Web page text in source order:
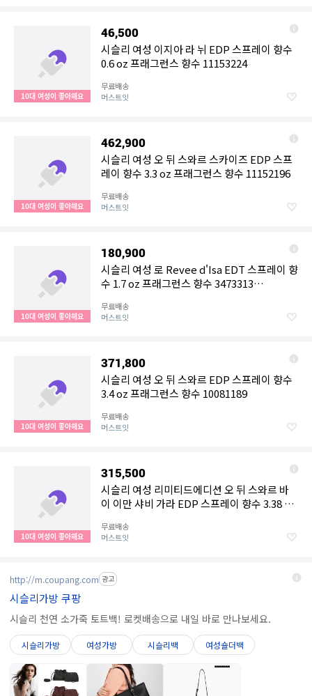
10대 여성이 좋아해요
46,500
시슬리 여성 이지아 라 뉘 EDP 스프레이 향수
0.6 oz 프래그런스 향수 11153224
무료배송
머스트잇
10대 여성이 좋아해요
462,900
시슬리 여성 오 뒤 스와르 스카이즈 EDP 스프
레이 향수 3.3 oz 프래그런스 향수 11152196
무료배송
머스트잇
10대 여성이 좋아해요
180,900
시슬리 여성 로 Revee d'Isa EDT 스프레이 향
수 1.7 oz 프래그런스 향수 3473313
무료배송
머스트잇
10대 여성이 좋아해요
371,800
시슬리 여성 오 뒤 스와르 EDP 스프레이 향수
3.4 oz 프래그런스 향수 10081189
무료배송
머스트잇
10대 여성이 좋아해요
315,500
시슬리 여성 리미티드에디션 오 뒤 스와르 바
이 이만 샤비 가라 EDP 스프레이 향수 3.38 oz
무료배송
머스트잇
http://m.coupang.com 광고
시슬리가방 쿠팡
시슬리 천연 소가죽 토트백! 로켓배송으로 내일 바로 만나보세요.
시슬리가방 여성가방 시슬리백 여성숄더백